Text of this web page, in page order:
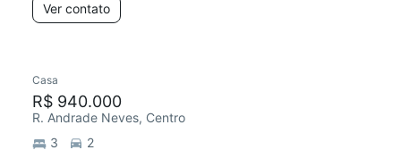
Ver contato
Casa
R$ 940.000
R. Andrade Neves, Centro
3
2